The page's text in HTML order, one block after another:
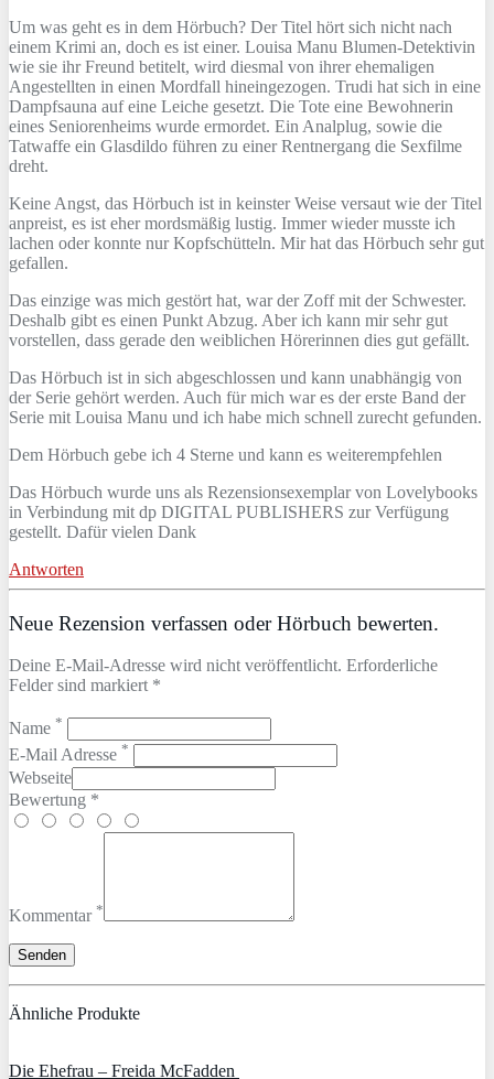
Um was geht es in dem Hörbuch? Der Titel hört sich nicht nach
einem Krimi an, doch es ist einer. Louisa Manu Blumen-Detektivin
wie sie ihr Freund betitelt, wird diesmal von ihrer ehemaligen
Angestellten in einen Mordfall hineingezogen. Trudi hat sich in eine
Dampfsauna auf eine Leiche gesetzt. Die Tote eine Bewohnerin
eines Seniorenheims wurde ermordet. Ein Analplug, sowie die
Tatwaffe ein Glasdildo führen zu einer Rentnergang die Sexfilme
dreht.
Keine Angst, das Hörbuch ist in keinster Weise versaut wie der Titel
anpreist, es ist eher mordsmäßig lustig. Immer wieder musste ich
lachen oder konnte nur Kopfschütteln. Mir hat das Hörbuch sehr gut
gefallen.
Das einzige was mich gestört hat, war der Zoff mit der Schwester.
Deshalb gibt es einen Punkt Abzug. Aber ich kann mir sehr gut
vorstellen, dass gerade den weiblichen Hörerinnen dies gut gefällt.
Das Hörbuch ist in sich abgeschlossen und kann unabhängig von
der Serie gehört werden. Auch für mich war es der erste Band der
Serie mit Louisa Manu und ich habe mich schnell zurecht gefunden.
Dem Hörbuch gebe ich 4 Sterne und kann es weiterempfehlen
Das Hörbuch wurde uns als Rezensionsexemplar von Lovelybooks
in Verbindung mit dp DIGITAL PUBLISHERS zur Verfügung
gestellt. Dafür vielen Dank
Antworten
Neue Rezension verfassen oder Hörbuch bewerten.
Deine E-Mail-Adresse wird nicht veröffentlicht. Erforderliche
Felder sind markiert *
Name *
E-Mail Adresse *
Webseite
Bewertung *
Kommentar *
Ähnliche Produkte
Die Ehefrau – Freida McFadden